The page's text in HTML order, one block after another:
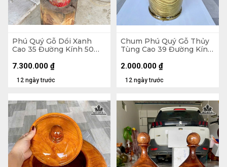
Phú Quý Gỗ Dổi Xanh
Cao 35 Đường Kính 50
12 ngày trước
7.300.000 ₫
Chum Phú Quý Gỗ Thủy
Tùng Cao 39 Đường Kính
12 ngày trước
2.000.000 ₫